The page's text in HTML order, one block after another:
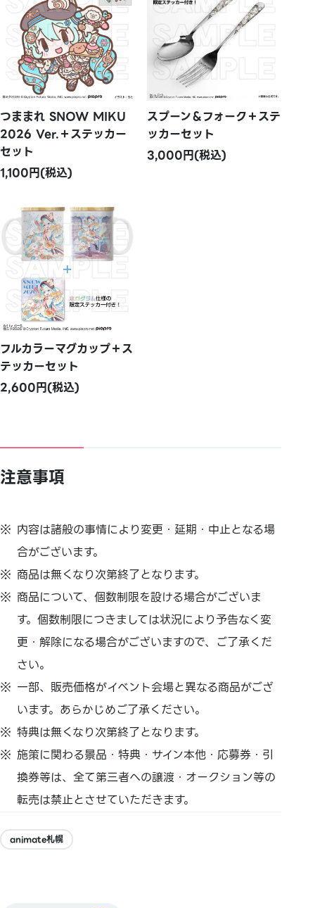
つままれ SNOW MIKU
2026 Ver.＋ステッカー
セット
1,100円(税込)
スプーン＆フォーク＋ステ
ッカーセット
3,000円(税込)
フルカラーマグカップ＋ス
テッカーセット
2,600円(税込)
注意事項
内容は諸般の事情により変更・延期・中止となる場
合がございます。
商品は無くなり次第終了となります。
商品について、個数制限を設ける場合がございま
す。個数制限につきましては状況により予告なく変
更・解除になる場合がございますので、ご了承くだ
さい。
一部、販売価格がイベント会場と異なる商品がござ
います。あらかじめご了承ください。
特典は無くなり次第終了となります。
施策に関わる景品・特典・サイン本他・応募券・引
換券等は、全て第三者への譲渡・オークション等の
転売は禁止とさせていただきます。
animate札幌